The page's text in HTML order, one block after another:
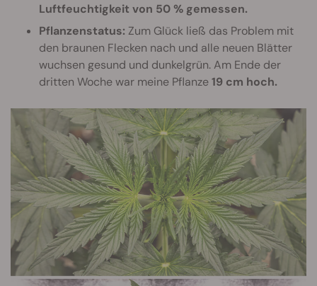
Luftfeuchtigkeit von 50 % gemessen.
Pflanzenstatus: Zum Glück ließ das Problem mit
den braunen Flecken nach und alle neuen Blätter
wuchsen gesund und dunkelgrün. Am Ende der
dritten Woche war meine Pflanze19 cm hoch.